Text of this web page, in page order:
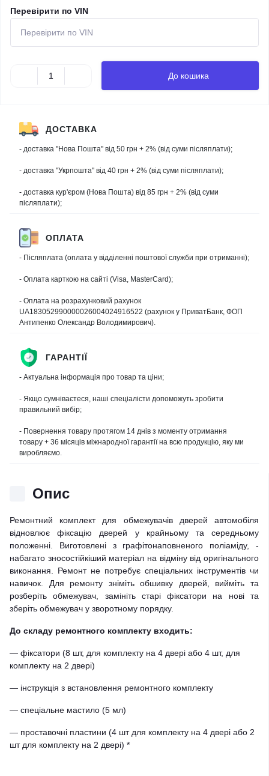
Перевірити по VIN
До кошика
Опис
Ремонтний комплект для обмежувачів дверей автомобіля
відновлює фіксацію дверей у крайньому та середньому
положенні. Виготовлені з графітонаповненого поліаміду, -
набагато зносостійкіший матеріал на відміну від оригінального
виконання. Ремонт не потребує спеціальних інструментів чи
навичок. Для ремонту зніміть обшивку дверей, вийміть та
розберіть обмежувач, замініть старі фіксатори на нові та
зберіть обмежувач у зворотному порядку.
До складу ремонтного комплекту входить:
— фіксатори (8 шт, для комплекту на 4 двері або 4 шт, для
комплекту на 2 двері)
— інструкція з встановлення ремонтного комплекту
— спеціальне мастило (5 мл)
— проставочні пластини (4 шт для комплекту на 4 двері або 2
шт для комплекту на 2 двері) *
ДОСТАВКА
- доставка "Нова Пошта" від 50 грн + 2% (від суми післяплати);
- доставка "Укрпошта" від 40 грн + 2% (від суми післяплати);
- доставка кур'єром (Нова Пошта) від 85 грн + 2% (від суми
післяплати);
ОПЛАТА
- Післяплата (оплата у відділенні поштової служби при отриманні);
- Оплата карткою на сайті (Visa, MasterCard);
- Оплата на розрахунковий рахунок
UA183052990000026004024916522 (рахунок у ПриватБанк, ФОП
Антипенко Олександр Володимирович).
ГАРАНТІЇ
- Актуальна інформація про товар та ціни;
- Якщо сумніваєтеся, наші спеціалісти допоможуть зробити
правильний вибір;
- Повернення товару протягом 14 днів з моменту отримання
товару + 36 місяців міжнародної гарантії на всю продукцію, яку ми
виробляємо.